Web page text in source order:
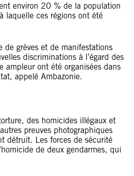
environ 20 % de la population
laquelle ces régions ont été
grèves et de manifestations
discriminations à l’égard des
ont été organisées dans
appelé Ambazonie.
des homicides illégaux et
preuves photographiques
détruit. Les forces de sécurité
de deux gendarmes, qui